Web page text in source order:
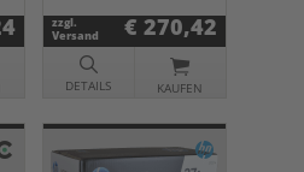
zzgl.
Versand
€ 270,42
DETAILS KAUFEN